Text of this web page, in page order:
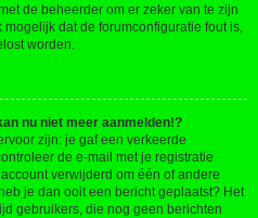
de beheerder om er zeker van te zijn
dat de forumconfiguratie fout is,
worden.
nu niet meer aanmelden!?
zijn: je gaf een verkeerde
de e-mail met je registratie
verwijderd om één of andere
je dan ooit een bericht geplaatst? Het
gebruikers, die nog geen berichten